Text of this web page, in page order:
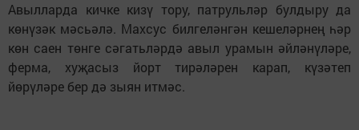
Авылларда кичке кизү тору, патрульләр булдыру да
көнүзәк мәсьәлә. Махсус билгеләнгән кешеләрнең һәр
көн саен төнге сәгатьләрдә авыл урамын әйләнүләре,
ферма, хуҗасыз йорт тирәләрен карап, күзәтеп
йөрүләре бер дә зыян итмәс.